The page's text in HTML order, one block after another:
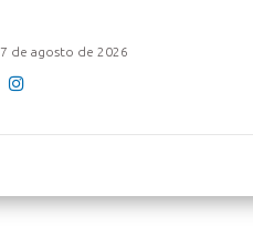
7 de agosto de 2026